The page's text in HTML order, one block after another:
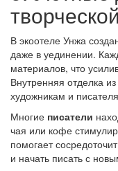
В экоотеле Унжа
даже в уединении.
материалов, что
Внутренняя отделка
художникам и
Многие писатели
чая или кофе
помогает
и начать писать с